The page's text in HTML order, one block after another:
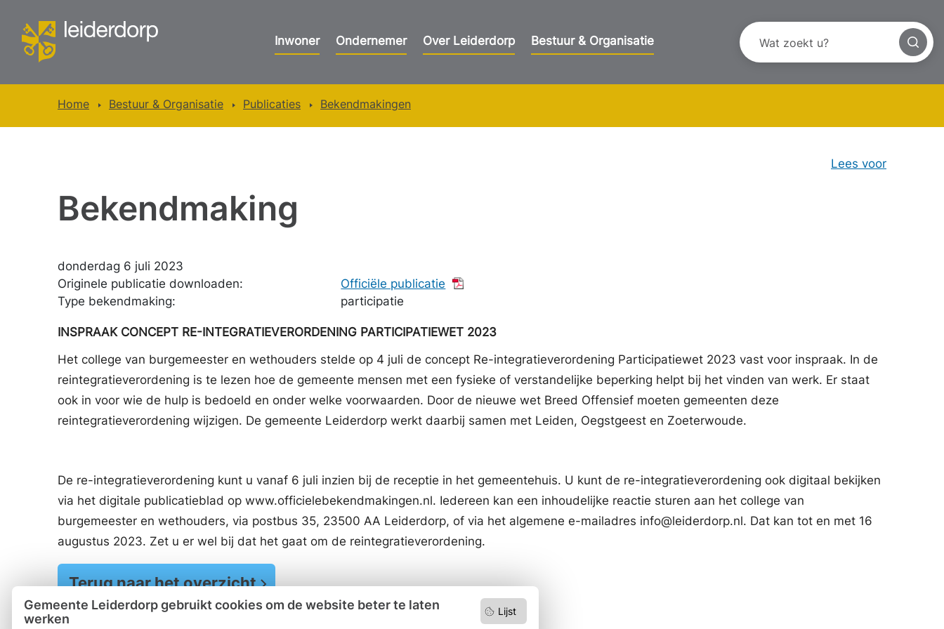
Lijst
Gemeente Leiderdorp gebruikt cookies om de website beter te laten
werken
Inwoner Ondernemer Over Leiderdorp Bestuur & Organisatie
Home Bestuur & Organisatie Publicaties Bekendmakingen
Lees voor
Bekendmaking
donderdag 6 juli 2023
Originele publicatie downloaden:
Officiële publicatie
Type bekendmaking:
participatie
INSPRAAK CONCEPT RE-INTEGRATIEVERORDENING PARTICIPATIEWET 2023
Het college van burgemeester en wethouders stelde op 4 juli de concept Re-integratieverordening Participatiewet 2023 vast voor inspraak. In de
reintegratieverordening is te lezen hoe de gemeente mensen met een fysieke of verstandelijke beperking helpt bij het vinden van werk. Er staat
ook in voor wie de hulp is bedoeld en onder welke voorwaarden. Door de nieuwe wet Breed Offensief moeten gemeenten deze
reintegratieverordening wijzigen. De gemeente Leiderdorp werkt daarbij samen met Leiden, Oegstgeest en Zoeterwoude.
De re-integratieverordening kunt u vanaf 6 juli inzien bij de receptie in het gemeentehuis. U kunt de re-integratieverordening ook digitaal bekijken
via het digitale publicatieblad op www.officielebekendmakingen.nl. Iedereen kan een inhoudelijke reactie sturen aan het college van
burgemeester en wethouders, via postbus 35, 23500 AA Leiderdorp, of via het algemene e-mailadres info@leiderdorp.nl. Dat kan tot en met 16
augustus 2023. Zet u er wel bij dat het gaat om de reintegratieverordening.
Terug naar het overzicht